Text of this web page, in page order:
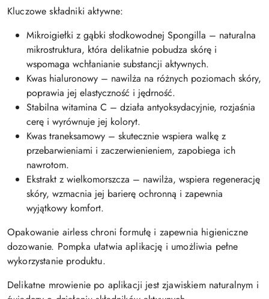
Kluczowe składniki aktywne:
Mikroigiełki z gąbki słodkowodnej Spongilla – naturalna
mikrostruktura, która delikatnie pobudza skórę i
wspomaga wchłanianie substancji aktywnych.
Kwas hialuronowy – nawilża na różnych poziomach skóry,
poprawia jej elastyczność i jędrność.
Stabilna witamina C – działa antyoksydacyjnie, rozjaśnia
cerę i wyrównuje jej koloryt.
Kwas traneksamowy – skutecznie wspiera walkę z
przebarwieniami i zaczerwienieniem, zapobiega ich
nawrotom.
Ekstrakt z wielkomorszcza – nawilża, wspiera regenerację
skóry, wzmacnia jej barierę ochronną i zapewnia
wyjątkowy komfort.
Opakowanie airless chroni formułę i zapewnia higieniczne
dozowanie. Pompka ułatwia aplikację i umożliwia pełne
wykorzystanie produktu.
Delikatne mrowienie po aplikacji jest zjawiskiem naturalnym i